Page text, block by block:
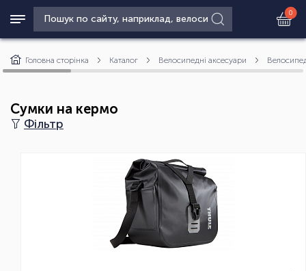
0
Головна сторінка Каталог Велосипедні аксесуари
Сумки на кермо
Фільтр